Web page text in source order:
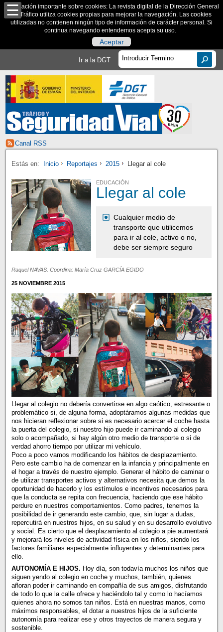
Información importante sobre cookies: La revista digital de la Dirección General
de Tráfico utiliza cookies propias para mejorar la navegación. Las cookies
utilizadas no contienen ningún tipo de información de carácter personal. Si
continua navegando entendemos acepta su uso.
Aceptar
Ir a la DGT
Canal RSS
Estás en: Inicio Reportajes 2015 Llegar al cole
EDUCACIÓN
Llegar al cole
Cualquier medio de
transporte que utilicemos
para ir al cole, activo o no,
debe ser siempre seguro
Raquel NAVAS. Coordina: María Cruz GARCÍA EGIDO
25 NOVIEMBRE 2015
Llegar al colegio no debería convertirse en algo caótico, estresante o
problemático si, de alguna forma, adoptáramos algunas medidas que
nos hicieran reflexionar sobre si es necesario acercar el coche hasta
la puerta del colegio, si nuestro hijo puede ir caminando al colegio
solo o acompañado, si hay algún otro medio de transporte o si de
verdad ahorro tiempo por utilizar mi vehículo.
Poco a poco vamos modificando los hábitos de desplazamiento.
Pero este cambio ha de comenzar en la infancia y principalmente en
el hogar a través de nuestro ejemplo. Generar el hábito de caminar o
de utilizar transportes activos y alternativos necesita que demos la
oportunidad de hacerlo y los estímulos e incentivos necesarios para
que la conducta se repita con frecuencia, haciendo que ese hábito
perdure en nuestros comportamientos. Como padres, tenemos la
posibilidad de ir generando este cambio, que, sin lugar a dudas,
repercutirá en nuestros hijos, en su salud y en su desarrollo evolutivo
y social. Es cierto que el desplazamiento al colegio a pie aumentará
y mejorará los niveles de actividad física en los niños, siendo los
factores familiares especialmente influyentes y determinantes para
ello.
AUTONOMÍA E HIJOS. Hoy día, son todavía muchos los niños que
siguen yendo al colegio en coche y muchos, también, quienes
añoran poder ir caminando en compañía de sus amigos, disfrutando
de todo lo que la calle ofrece y haciéndolo tal y como lo hacíamos
quienes ahora no somos tan niños. Está en nuestras manos, como
máximos responsables, el dotar a nuestros hijos de la suficiente
autonomía para realizar ese y otros trayectos de manera segura y
sostenible.